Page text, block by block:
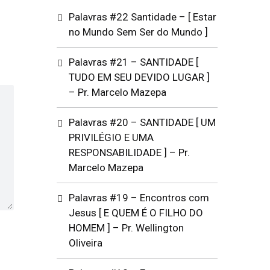
Palavras #22 Santidade – [ Estar
no Mundo Sem Ser do Mundo ]
Palavras #21 – SANTIDADE [
TUDO EM SEU DEVIDO LUGAR ]
– Pr. Marcelo Mazepa
Palavras #20 – SANTIDADE [ UM
PRIVILÉGIO E UMA
RESPONSABILIDADE ] – Pr.
Marcelo Mazepa
Palavras #19 – Encontros com
Jesus [ E QUEM É O FILHO DO
HOMEM ] – Pr. Wellington
Oliveira